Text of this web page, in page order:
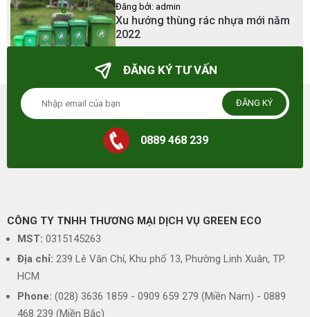
Đăng bởi: admin
Xu hướng thùng rác nhựa mới năm
2022
23/03/2025 - 23:41
ĐĂNG KÝ TƯ VẤN
ĐĂNG KÝ
0889 468 239
CÔNG TY TNHH THƯƠNG MẠI DỊCH VỤ GREEN ECO
MST: 0315145263
Địa chỉ: 239 Lê Văn Chí, Khu phố 13, Phường Linh Xuân, TP.
HCM
Phone: (028) 3636 1859 - 0909 659 279 (Miền Nam) - 0889
468 239 (Miền Bắc)